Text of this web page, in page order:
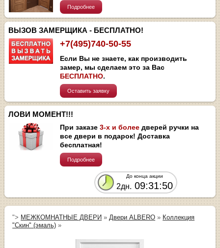
Подробнее
ВЫЗОВ ЗАМЕРЩИКА - БЕСПЛАТНО!
+7(495)740-50-55
Если Вы не знаете, как производить
замер, мы сделаем это за Вас
БЕСПЛАТНО.
Оставить заявку
ЛОВИ МОМЕНТ!!!
При заказе3-х и более дверей ручки на
все двери в подарок! Доставка
бесплатная!
Подробнее
До конца акции
2дн. 09:31:50
"> МЕЖКОМНАТНЫЕ ДВЕРИ » Двери ALBERO » Коллекция
"Скин" (эмаль) »